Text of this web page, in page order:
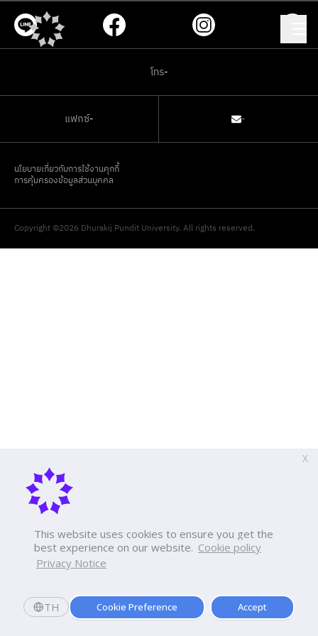
This website uses cookies to ensure you get the
best experience on our website. Cookie policy
Privacy Notice
TH Cookie Preference Accept
X
โทร-
แฟกซ์- -
นโยบายเกี่ยวกับการใช้งานคุกกี้
การคุ้มครองข้อมูลส่วนบุคคล
Copyright ©2026 Dhurakij Pundit University. All rights reserved.